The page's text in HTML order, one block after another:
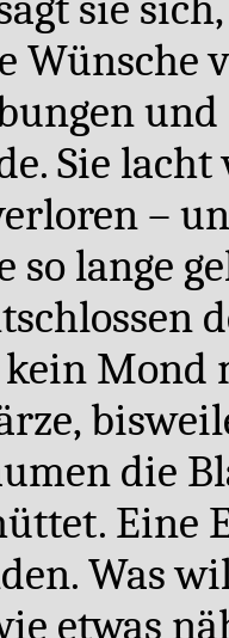
Wünsche
Sie
–
so lange
Mond
die
Eine
Was
etwas